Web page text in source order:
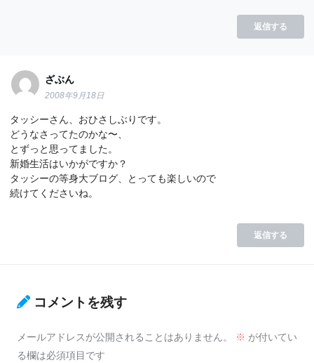
返信する
ざぶん
2008年9月18日
タッシーさん、おひさしぶりです。
どうなさってたのかな〜、
とずっと思ってました。
新婚生活はいかがですか？
タッシーの等身大ブログ、とっても楽しいので
続けてくださいね。
返信する
コメントを残す
メールアドレスが公開されることはありません。 ※ が付いてい
る欄は必須項目です